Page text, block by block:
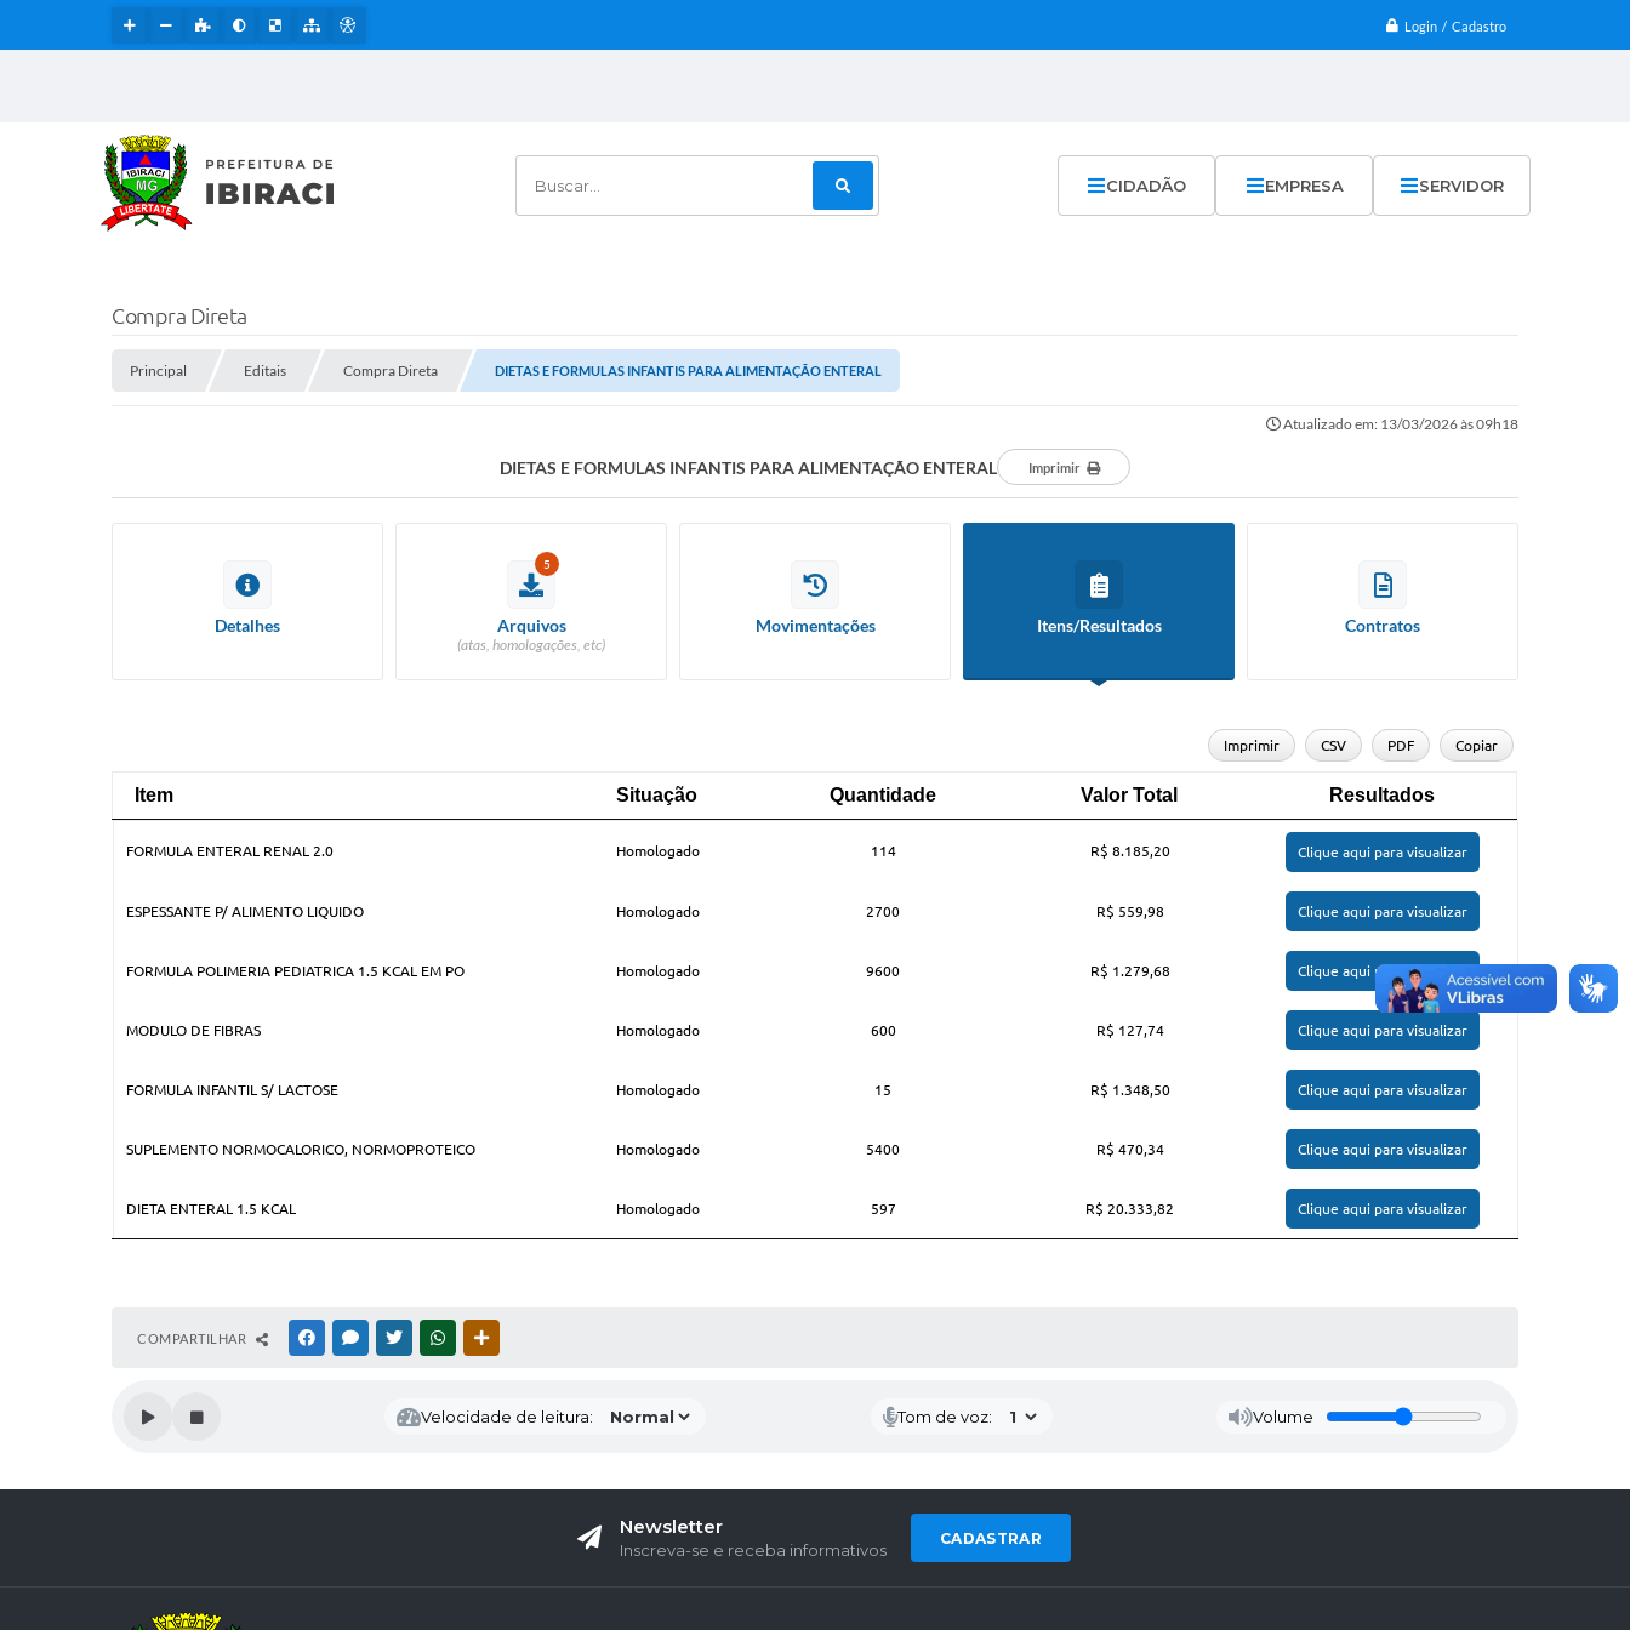
Login / Cadastro
Buscar... CIDADÃO EMPRESA SERVIDOR
Compra Direta
Principal Editais Compra Direta DIETAS E FORMULAS INFANTIS PARA ALIMENTAÇÃO ENTERAL
Atualizado em: 13/03/2026 às 09h18
DIETAS E FORMULAS INFANTIS PARA ALIMENTAÇÃO ENTERAL Imprimir
Detalhes
5
Arquivos
(atas, homologações, etc)
Movimentações Itens/Resultados Contratos
Imprimir CSV PDF Copiar
Item Situação Quantidade Valor Total
Resultados
Resultados
FORMULA ENTERAL RENAL 2.0 Homologado 114 R$ 8.185,20 Clique aqui para visualizar
ESPESSANTE P/ ALIMENTO LIQUIDO Homologado 2700 R$ 559,98 Clique aqui para visualizar
FORMULA POLIMERIA PEDIATRICA 1.5 KCAL EM PO Homologado 9600 R$ 1.279,68 Clique aqui para visualizar
MODULO DE FIBRAS Homologado 600 R$ 127,74 Clique aqui para visualizar
FORMULA INFANTIL S/ LACTOSE Homologado 15 R$ 1.348,50 Clique aqui para visualizar
SUPLEMENTO NORMOCALORICO, NORMOPROTEICO Homologado 5400 R$ 470,34 Clique aqui para visualizar
DIETA ENTERAL 1.5 KCAL Homologado 597 R$ 20.333,82 Clique aqui para visualizar
COMPARTILHAR FACEBOOKMESSENGER
TWITTERWHATSAPP
Velocidade de leitura: Tom de voz: Volume
Newsletter
Inscreva-se e receba informativos
CADASTRAR